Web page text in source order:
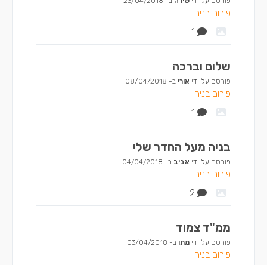
פורום בניה
1
שלום וברכה
פורסם על ידי אורי ב- 08/04/2018
פורום בניה
1
בניה מעל החדר שלי
פורסם על ידי אביב ב- 04/04/2018
פורום בניה
2
ממ"ד צמוד
פורסם על ידי מתן ב- 03/04/2018
פורום בניה